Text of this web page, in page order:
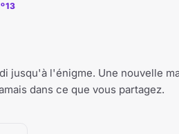
jusqu'à l'énigme. Une nouvelle
dans ce que vous partagez.